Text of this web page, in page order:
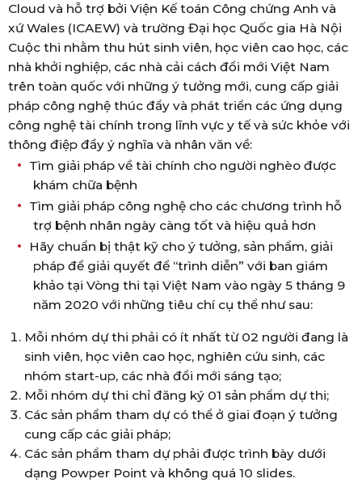
Cloud và hỗ trợ bởi Viện Kế toán Công chứng Anh và
xứ Wales (ICAEW) và trường Đại học Quốc gia Hà Nội
Cuộc thi nhằm thu hút sinh viên, học viên cao học, các
nhà khởi nghiệp, các nhà cải cách đổi mới Việt Nam
trên toàn quốc với những ý tưởng mới, cung cấp giải
pháp công nghệ thúc đẩy và phát triển các ứng dụng
công nghệ tài chính trong lĩnh vực y tế và sức khỏe với
thông điệp đầy ý nghĩa và nhân văn về:
Tìm giải pháp về tài chính cho người nghèo được
khám chữa bệnh
Tìm giải pháp công nghệ cho các chương trình hỗ
trợ bệnh nhân ngày càng tốt và hiệu quả hơn
Hãy chuẩn bị thật kỹ cho ý tưởng, sản phẩm, giải
pháp để giải quyết để “trình diễn” với ban giám
khảo tại Vòng thi tại Việt Nam vào ngày 5 tháng 9
năm 2020 với những tiêu chí cụ thể như sau:
Mỗi nhóm dự thi phải có ít nhất từ 02 người đang là
sinh viên, học viên cao học, nghiên cứu sinh, các
nhóm start-up, các nhà đổi mới sáng tạo;
Mỗi nhóm dự thi chỉ đăng ký 01 sản phẩm dự thi;
Các sản phẩm tham dự có thể ở giai đoạn ý tưởng
cung cấp các giải pháp;
Các sản phẩm tham dự phải được trình bày dưới
dạng Powper Point và không quá 10 slides.